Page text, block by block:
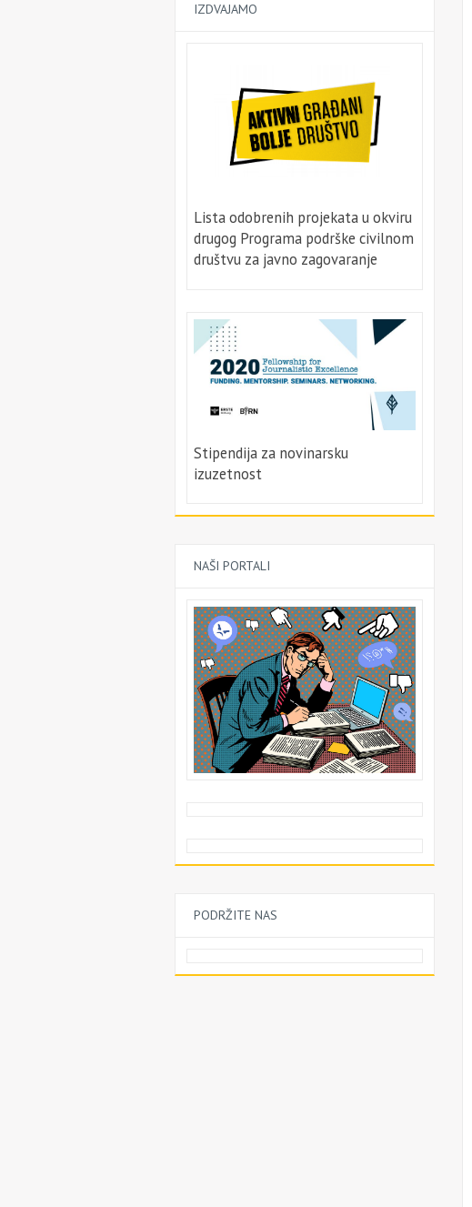
IZDVAJAMO
Lista odobrenih projekata u okviru
drugog Programa podrške civilnom
društvu za javno zagovaranje
Stipendija za novinarsku
izuzetnost
NAŠI PORTALI
PODRŽITE NAS